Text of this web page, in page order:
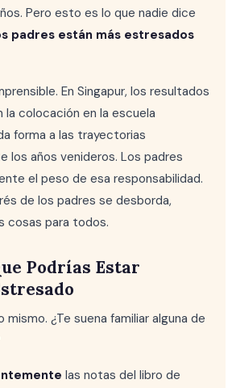
Pero esto es lo que nadie dice
padres están más estresados
En Singapur, los resultados
la colocación en la escuela
forma a las trayectorias
los años venideros. Los padres
el peso de esa responsabilidad.
de los padres se desborda,
cosas para todos.
Podrías Estar
¿Te suena familiar alguna de
las notas del libro de